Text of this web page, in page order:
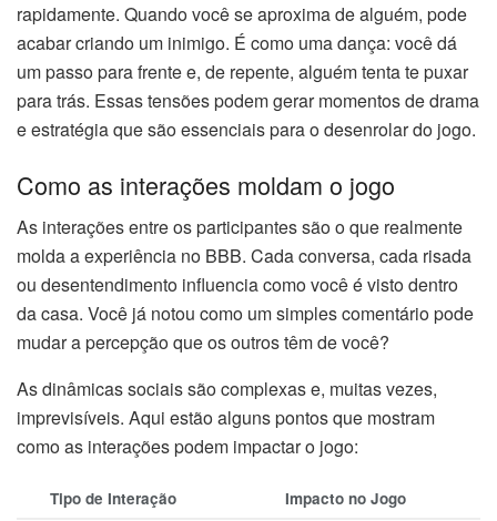
rapidamente. Quando você se aproxima de alguém, pode
acabar criando um inimigo. É como uma dança: você dá
um passo para frente e, de repente, alguém tenta te puxar
para trás. Essas tensões podem gerar momentos de drama
e estratégia que são essenciais para o desenrolar do jogo.
Como as interações moldam o jogo
As interações entre os participantes são o que realmente
molda a experiência no BBB. Cada conversa, cada risada
ou desentendimento influencia como você é visto dentro
da casa. Você já notou como um simples comentário pode
mudar a percepção que os outros têm de você?
As dinâmicas sociais são complexas e, muitas vezes,
imprevisíveis. Aqui estão alguns pontos que mostram
como as interações podem impactar o jogo:
Tipo de Interação Impacto no Jogo